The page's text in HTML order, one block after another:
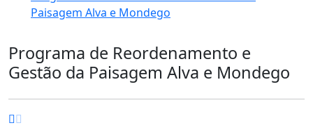
Paisagem Alva e Mondego
Programa de Reordenamento e
Gestão da Paisagem Alva e Mondego